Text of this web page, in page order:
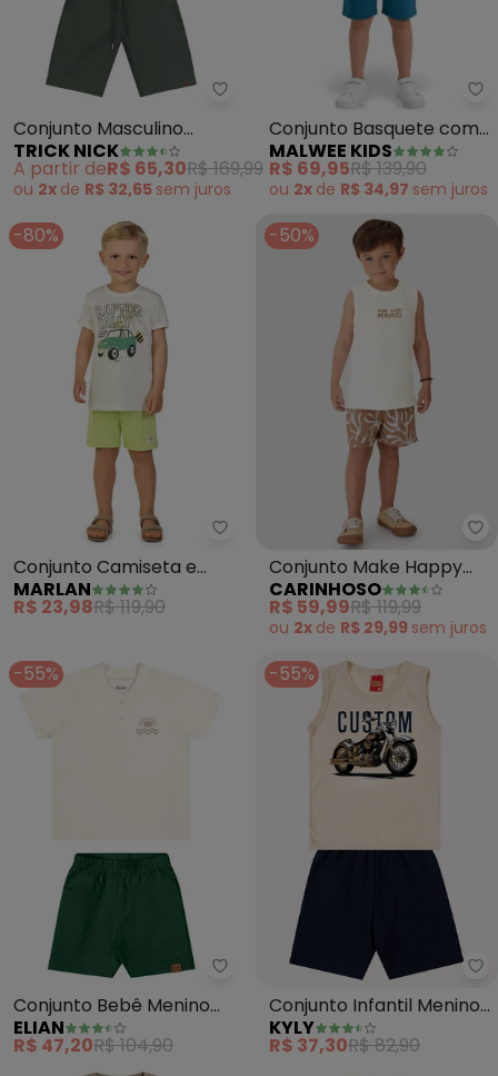
Trick Nick - Conjunto
Conjunto Masculino
Camiseta com Bermuda
(Bege)
TRICK NICK
A partir deR$ 65,30R$ 169,99
ou 2x de R$ 32,65 sem juros
Conjunto Basquete com
Bordado (Off White)
MALWEE KIDS
R$ 69,95R$ 139,90
ou 2x de R$ 34,97 sem juros
-80%
Marlan - Conjunto Camiseta e
Conjunto Camiseta e
Bermuda em Moletinho
(Bege)
MARLAN
R$ 23,98R$ 119,90
-50%
Conjunto Make Happy
Memories (Off White)
CARINHOSO
R$ 59,99R$ 119,99
ou 2x de R$ 29,99 sem juros
-55%
Elian - Conjunto Bebê Menino
Conjunto Bebê Menino
Sol (Bege)
ELIAN
R$ 47,20R$ 104,90
-55%
Conjunto Infantil Menino
Estampa (Bege)
KYLY
R$ 37,30R$ 82,90